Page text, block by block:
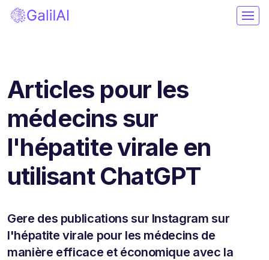
Articles pour les
médecins sur
l'hépatite virale en
utilisant ChatGPT
Gere des publications sur Instagram sur
l'hépatite virale pour les médecins de
manière efficace et économique avec la